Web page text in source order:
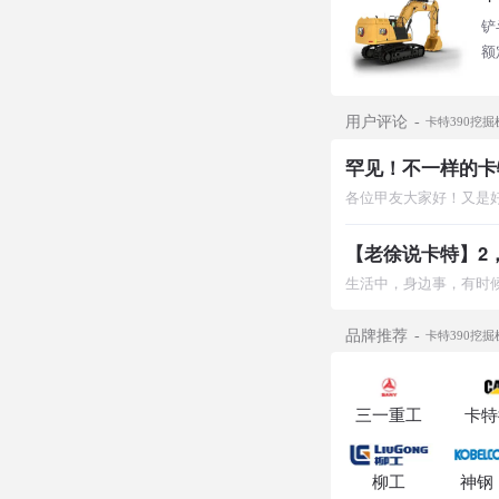
铲
用户评论 卡特390挖掘
罕见！不一样的
【老徐说卡特】
品牌推荐 卡特390挖掘
三一重工 卡
柳工 神钢